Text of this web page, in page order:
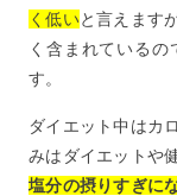
く低いと言えます
く含まれているの
す。
ダイエット中はカ
みはダイエットや
塩分の摂りすぎに